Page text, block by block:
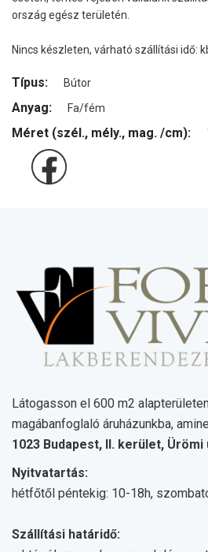
ország egész területén.
Nincs készleten, várható szállítási idő:
Típus: Bútor
Anyag: Fa/fém
Méret (szél., mély., mag. /cm):
Látogasson el 600 m2
magábanfoglaló áruházunkba,
1023 Budapest, II. kerület, Ürömi
Nyitvatartás:
hétfőtől péntekig: 10-18h,
Szállítási határidő: